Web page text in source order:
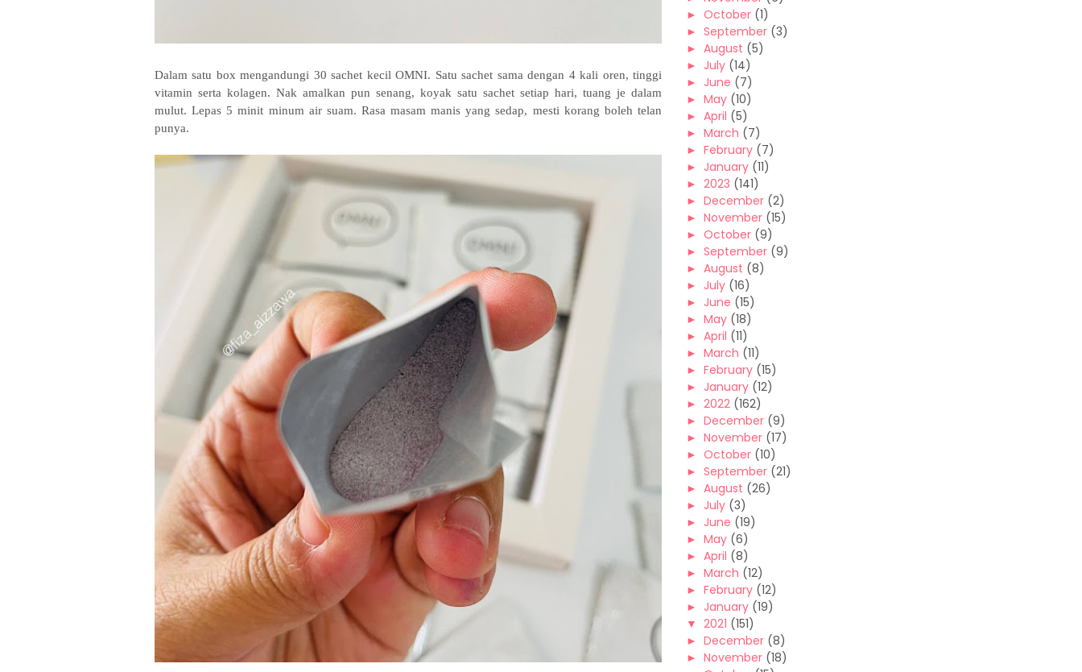
Dalam satu box mengandungi 30 sachet kecil OMNI. Satu sachet sama dengan 4 kali oren, tinggi
vitamin serta kolagen. Nak amalkan pun senang, koyak satu sachet setiap hari, tuang je dalam
mulut. Lepas 5 minit minum air suam. Rasa masam manis yang sedap, mesti korang boleh telan
punya.
► October (1)
► September (3)
► August (5)
► July (14)
► June (7)
► May (10)
► April (5)
► March (7)
► February (7)
► January (11)
► 2023 (141)
► December (2)
► November (15)
► October (9)
► September (9)
► August (8)
► July (16)
► June (15)
► May (18)
► April (11)
► March (11)
► February (15)
► January (12)
► 2022 (162)
► December (9)
► November (17)
► October (10)
► September (21)
► August (26)
► July (3)
► June (19)
► May (6)
► April (8)
► March (12)
► February (12)
► January (19)
▼ 2021 (151)
► December (8)
► November (18)